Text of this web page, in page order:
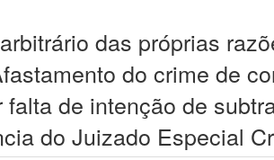
das próprias
do crime de
falta de intenção de
do Juizado Especial